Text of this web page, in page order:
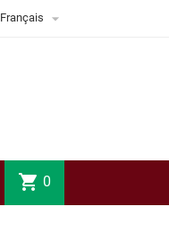
Français 
shopping_cart 0